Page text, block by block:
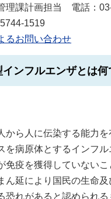
理課計画担当 電話：
1519
るお問い合わせ
インフルエンザとは何
ら人に伝染する能力を
を病原体とするインフル
免疫を獲得していない
ん延により国民の生命
恐れがあると認められる